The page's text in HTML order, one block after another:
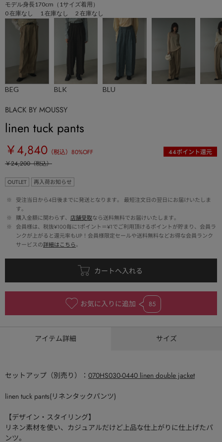
モデル身長170cm（1サイズ着用）
0 在庫なし 1 在庫なし 2 在庫なし
BEG BLK BLU
BLACK BY MOUSSY
linen tuck pants
￥4,840 （税込） 80%OFF 44ポイント還元
￥24,200（税込）
OUTLET 再入荷お知らせ
※
受注当日から4日後までに発送となります。 最短注文日の翌日にお届けいたしま
す。
※
購入金額に関わらず、 店舗受取なら送料無料でお届けいたします。
※
会員様は、税抜¥100毎に1ポイント＝¥1でご利用頂けるポイントが貯まり、会員ラ
ンクが上がると還元率もUP！会員様限定セールや送料無料などお得な会員ランク
サービスの詳細はこちら。
お気に入りに追加 85
アイテム詳細 サイズ
セットアップ（別売り）： 070HS030-0440 linen double jacket
linen tuck pants(リネンタックパンツ)
【デザイン・スタイリング】
リネン素材を使い、カジュアルだけど上品な仕上がりに仕上げたパ
ンツ。